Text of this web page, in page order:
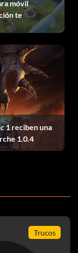
móvil
te
1 reciben una
1.0.4
Trucos